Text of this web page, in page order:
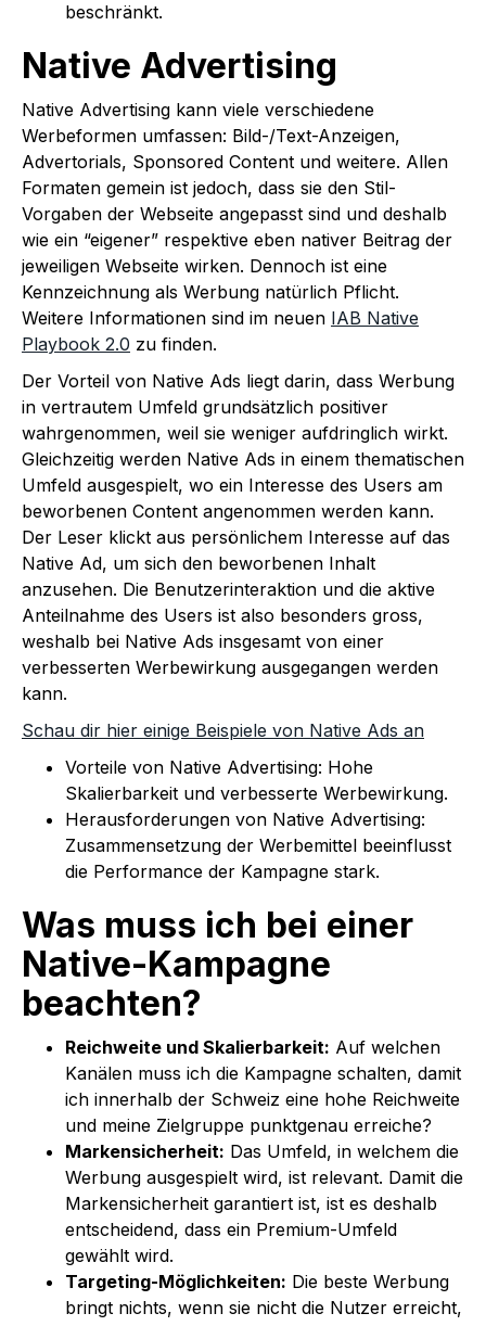
beschränkt.
Native Advertising
Native Advertising kann viele verschiedene
Werbeformen umfassen: Bild-/Text-Anzeigen,
Advertorials, Sponsored Content und weitere. Allen
Formaten gemein ist jedoch, dass sie den Stil-
Vorgaben der Webseite angepasst sind und deshalb
wie ein “eigener” respektive eben nativer Beitrag der
jeweiligen Webseite wirken. Dennoch ist eine
Kennzeichnung als Werbung natürlich Pflicht.
Weitere Informationen sind im neuen IAB Native
Playbook 2.0 zu finden.
Der Vorteil von Native Ads liegt darin, dass Werbung
in vertrautem Umfeld grundsätzlich positiver
wahrgenommen, weil sie weniger aufdringlich wirkt.
Gleichzeitig werden Native Ads in einem thematischen
Umfeld ausgespielt, wo ein Interesse des Users am
beworbenen Content angenommen werden kann.
Der Leser klickt aus persönlichem Interesse auf das
Native Ad, um sich den beworbenen Inhalt
anzusehen. Die Benutzerinteraktion und die aktive
Anteilnahme des Users ist also besonders gross,
weshalb bei Native Ads insgesamt von einer
verbesserten Werbewirkung ausgegangen werden
kann.
Schau dir hier einige Beispiele von Native Ads an
Vorteile von Native Advertising: Hohe
Skalierbarkeit und verbesserte Werbewirkung.
Herausforderungen von Native Advertising:
Zusammensetzung der Werbemittel beeinflusst
die Performance der Kampagne stark.
Was muss ich bei einer
Native-Kampagne
beachten?
Reichweite und Skalierbarkeit: Auf welchen
Kanälen muss ich die Kampagne schalten, damit
ich innerhalb der Schweiz eine hohe Reichweite
und meine Zielgruppe punktgenau erreiche?
Markensicherheit: Das Umfeld, in welchem die
Werbung ausgespielt wird, ist relevant. Damit die
Markensicherheit garantiert ist, ist es deshalb
entscheidend, dass ein Premium-Umfeld
gewählt wird.
Targeting-Möglichkeiten: Die beste Werbung
bringt nichts, wenn sie nicht die Nutzer erreicht,